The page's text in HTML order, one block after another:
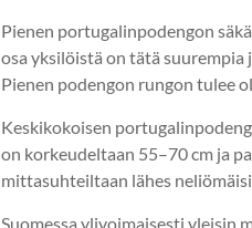
Pienen portugalinpodengon
osa yksilöistä on tätä suurempia
Pienen podengon rungon tulee
Keskikokoisen
on korkeudeltaan 55–70 cm ja
mittasuhteiltaan lähes
Suomessa ylivoimaisesti yleisin